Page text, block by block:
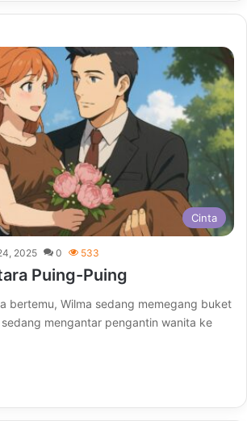
Cinta
2025 0 533
Puing-Puing
bertemu, Wilma sedang memegang buket
mengantar pengantin wanita ke